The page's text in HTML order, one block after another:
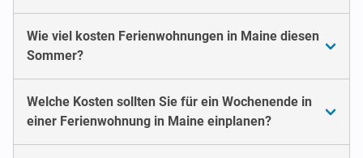
Wie viel kosten Ferienwohnungen in Maine diesen
Sommer?
Welche Kosten sollten Sie für ein Wochenende in
einer Ferienwohnung in Maine einplanen?